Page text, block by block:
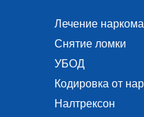
Лечение
Снятие ломки
УБОД
Кодировка от
Налтрексон